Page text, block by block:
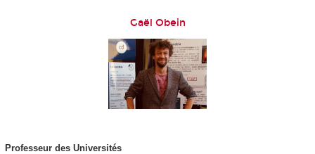
Gaël Obein
Professeur des Universités